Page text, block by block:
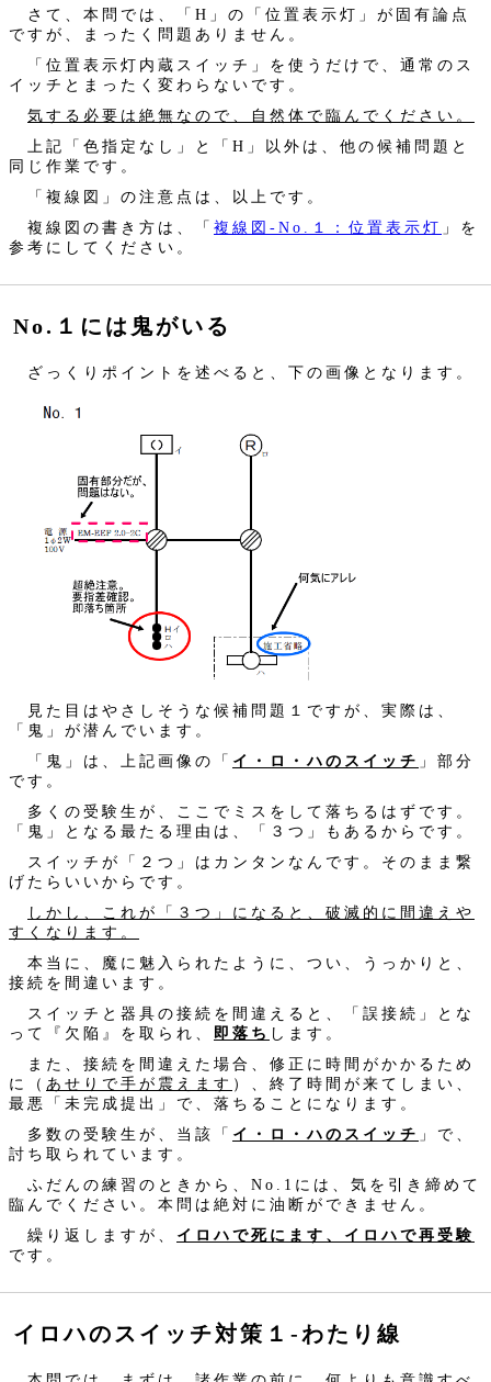
さて、本問では、「H」の「位置表示灯」が固有論点
ですが、まったく問題ありません。
「位置表示灯内蔵スイッチ」を使うだけで、通常のス
イッチとまったく変わらないです。
気する必要は絶無なので、自然体で臨んでください。
上記「色指定なし」と「H」以外は、他の候補問題と
同じ作業です。
「複線図」の注意点は、以上です。
複線図の書き方は、「 複線図‐No.１：位置表示灯 」を
参考にしてください。
No.１には鬼がいる
ざっくりポイントを述べると、下の画像となります。
見た目はやさしそうな候補問題１ですが、実際は、
「鬼」が潜んでいます。
「鬼」は、上記画像の「 イ・ロ・ハのスイッチ 」部分
です。
多くの受験生が、ここでミスをして落ちるはずです。
「鬼」となる最たる理由は、「３つ」もあるからです。
スイッチが「２つ」はカンタンなんです。そのまま繋
げたらいいからです。
しかし、これが「３つ」になると、破滅的に間違えや
すくなります。
本当に、魔に魅入られたように、つい、うっかりと、
接続を間違います。
スイッチと器具の接続を間違えると、「誤接続」とな
って『欠陥』を取られ、 即落ち します。
また、接続を間違えた場合、修正に時間がかかるため
に（ あせりで手が震えます ）、終了時間が来てしまい、
最悪「未完成提出」で、落ちることになります。
多数の受験生が、当該「 イ・ロ・ハのスイッチ 」で、
討ち取られています。
ふだんの練習のときから、No.1には、気を引き締めて
臨んでください。本問は絶対に油断ができません。
繰り返しますが、 イロハで死にます、イロハで再受験
です。
イロハのスイッチ対策１‐わたり線